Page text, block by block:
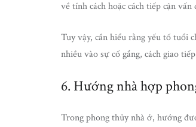
về tính cách hoặc cách tiếp cận
Tuy vậy, cần hiểu rằng yếu tố tuổi
nhiều vào sự cố gắng, cách giao
6. Hướng nhà hợp
Trong phong thủy nhà ở, hướng